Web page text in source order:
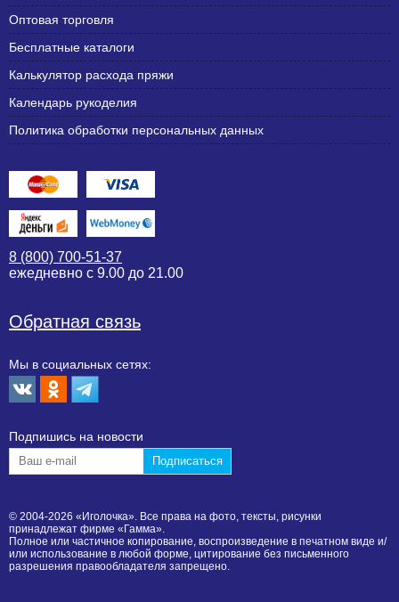
Оптовая торговля
Бесплатные каталоги
Калькулятор расхода пряжи
Календарь рукоделия
Политика обработки персональных данных
8 (800) 700-51-37
ежедневно с 9.00 до 21.00
Обратная связь
Мы в социальных сетях:
Подпишиcь на новости
© 2004-2026 «Иголочка». Все права на фото, тексты, рисунки
принадлежат фирме «Гамма».
Полное или частичное копирование, воспроизведение в печатном виде и/
или использование в любой форме, цитирование без письменного
разрешения правообладателя запрещено.